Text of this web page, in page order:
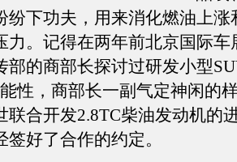
纷下功夫，用来消化燃油上涨
力。记得在两年前北京国际车
部的商部长探讨过研发小型
性，商部长一副气定神闲的
联合开发2.8TC柴油发动机的
好了合作的约定。